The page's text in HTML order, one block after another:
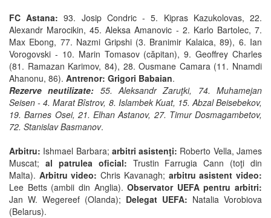
FC Astana: 93. Josip Condric - 5. Kipras Kazukolovas, 22.
Alexandr Marocikin, 45. Aleksa Amanovic - 2. Karlo Bartolec, 7.
Max Ebong, 77. Nazmi Gripshi (3. Branimir Kalaica, 89), 6. Ian
Vorogovski - 10. Marin Tomasov (căpitan), 9. Geoffrey Charles
(81. Ramazan Karimov, 84), 28. Ousmane Camara (11. Nnamdi
Ahanonu, 86). Antrenor: Grigori Babaian.
Rezerve neutilizate: 55. Aleksandr Zaruţki, 74. Muhamejan
Seisen - 4. Marat Bîstrov, 8. Islambek Kuat, 15. Abzal Beisebekov,
19. Barnes Osei, 21. Elhan Astanov, 27. Timur Dosmagambetov,
72. Stanislav Basmanov.
Arbitru: Ishmael Barbara; arbitri asistenţi: Roberto Vella, James
Muscat; al patrulea oficial: Trustin Farrugia Cann (toţi din
Malta). Arbitru video:Chris Kavanagh; arbitru asistent video:
Lee Betts (ambii din Anglia).Observator UEFA pentru arbitri:
Jan W. Wegereef (Olanda); Delegat UEFA: Natalia Vorobiova
(Belarus).